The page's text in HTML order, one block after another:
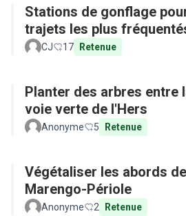
Stations de gonflage
trajets les plus
CJ 17 Retenue
Planter des arbres entre
voie verte de l'Hers
Anonyme 5 Retenue
Végétaliser les abords
Marengo-Périole
Anonyme 2 Retenue